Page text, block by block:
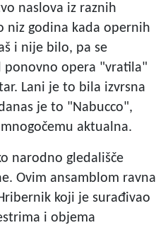
naslova iz raznih
niz godina kada opernih
i nije bilo, pa se
ponovno opera "vratila"
Lani je to bila izvrsna
je to "Nabucco",
aktualna.
narodno gledališče
Ovim ansamblom ravna
koji je surađivao
i objema